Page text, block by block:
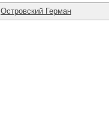
Островский Герман